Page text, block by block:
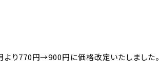
り770円→900円に価格改定いたしました。